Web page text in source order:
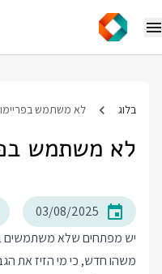
בלוג לא משתמש
לא משתמש
03/08/2025
יש מפתחים שלא משתמשים
משהו חדש, כי מי הזיז את